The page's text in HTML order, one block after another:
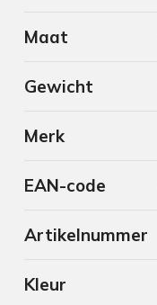
Maat
Gewicht
Merk
EAN-code
Artikelnummer
Kleur